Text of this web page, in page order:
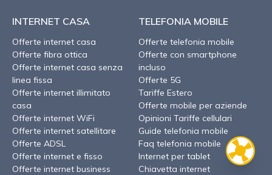
INTERNET CASA
Offerte internet casa
Offerte fibra ottica
Offerte internet casa senza
linea fissa
Offerte internet illimitato
casa
Offerte internet WiFi
Offerte internet satellitare
Offerte ADSL
Offerte internet e fisso
Offerte internet business
TELEFONIA MOBILE
Offerte telefonia mobile
Offerte con smartphone
incluso
Offerte 5G
Tariffe Estero
Offerte mobile per aziende
Opinioni Tariffe cellulari
Guide telefonia mobile
Faq telefonia mobile
Internet per tablet
Chiavetta internet